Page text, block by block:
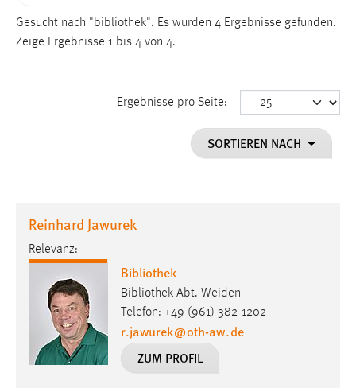
Gesucht nach "bibliothek". Es wurden 4 Ergebnisse gefunden.
Zeige Ergebnisse 1 bis 4 von 4.
Ergebnisse pro Seite:
SORTIEREN NACH
Reinhard Jawurek
Relevanz:
Bibliothek
Bibliothek Abt. Weiden
Telefon: +49 (961) 382-1202
r.jawurek@oth-aw.de
ZUM PROFIL
Einverständnis
cookie_consent
Dieser Cookie speichert die ausgewählten Einverständnis-
Performance
Name:
staticfilecache
Zweck:
Für performante Seitenauslieferung wird in diesem Cookie
gespeichert, ob man eingeloggt ist.